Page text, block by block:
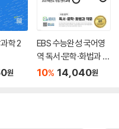
학 2
원
EBS 수능완성 국어영
역 독서·문학·화법과 작
문 (2026년)
10% 14,040원